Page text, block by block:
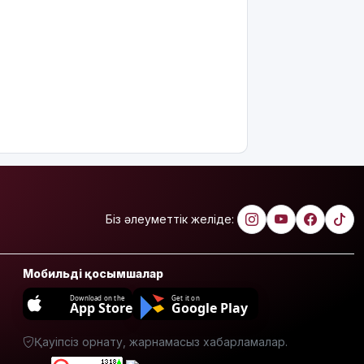
мектептерде
екі пәннің
атауы
өзгереді
Қазақстанда
алкогольсіз
Біз әлеуметтік желіде:
Мобильді қосымшалар
Download on the
App Store
Get it on
Google Play
Қауіпсіз орнату, жарнамасыз хабарламалар.